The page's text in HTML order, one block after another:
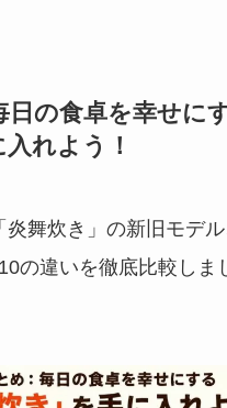
日の食卓を幸せに
れよう！
炎舞炊き」の新旧モデ
の違いを徹底比較しま